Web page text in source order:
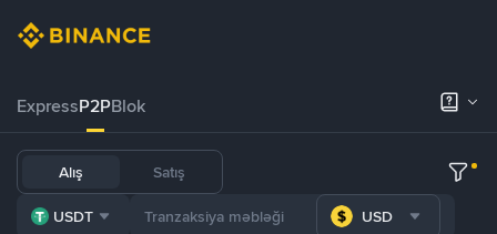
ExpressP2PBlok
Alış Satış
USDT USD